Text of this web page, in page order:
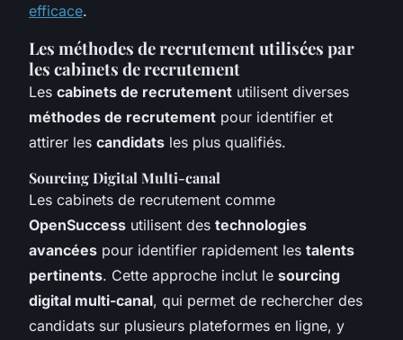
efficace.
Les méthodes de recrutement utilisées par
les cabinets de recrutement
Les cabinets de recrutement utilisent diverses
méthodes de recrutement pour identifier et
attirer les candidats les plus qualifiés.
Sourcing Digital Multi-canal
Les cabinets de recrutement comme
OpenSuccess utilisent des technologies
avancées pour identifier rapidement les talents
pertinents. Cette approche inclut le sourcing
digital multi-canal, qui permet de rechercher des
candidats sur plusieurs plateformes en ligne, y